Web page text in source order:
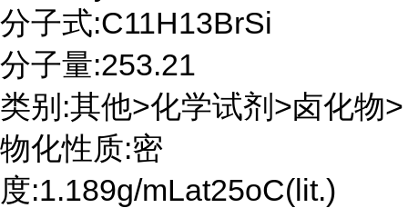
分子式:C11H13BrSi
分子量:253.21
类别:其他>化学试剂>卤化物>
物化性质:密
度:1.189g/mLat25oC(lit.)